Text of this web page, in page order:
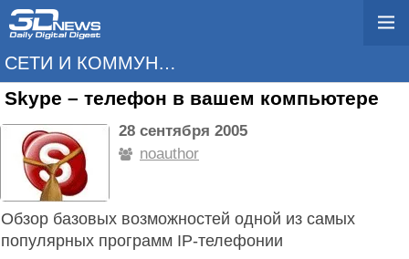
СЕТИ И КОММУНИКАЦИИ
Skype – телефон в вашем компьютере
28 сентября 2005
noauthor
Обзор базовых возможностей одной из самых
популярных программ IP-телефонии